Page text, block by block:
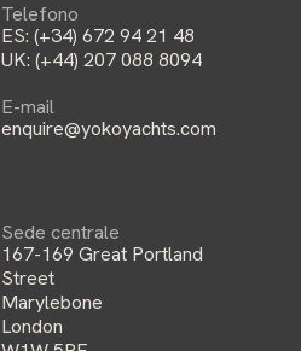
Telefono
ES: (+34) 672 94 21 48
UK: (+44) 207 088 8094
E-mail
enquire@yokoyachts.com
Sede centrale
167-169 Great Portland
Street
Marylebone
London